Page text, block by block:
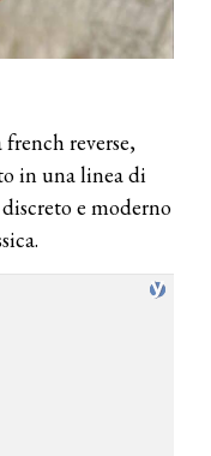
french reverse,
in una linea di
e moderno